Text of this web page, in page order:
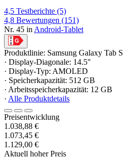
4,5 Testberichte (5)
4,8 Bewertungen (151)
Nr. 45 in Android-Tablet
Produktlinie: Samsung Galaxy Tab S
· Display-Diagonale: 14.5"
· Display-Typ: AMOLED
· Speicherkapazität: 512 GB
· Arbeitsspeicherkapazität: 12 GB
· Alle Produktdetails
Preisentwicklung
1.038,88 €
1.073,45 €
1.129,00 €
Aktuell hoher Preis